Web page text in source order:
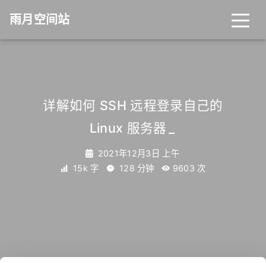
雨月空间站
详解如何 SSH 远程登录自己的
Linux 服务器
2021年12月3日 上午
15k 字
128 分钟 9603 次